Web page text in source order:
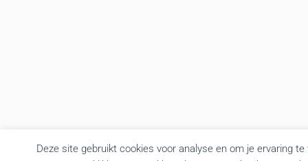
Deze site gebruikt cookies voor analyse en om je ervaring